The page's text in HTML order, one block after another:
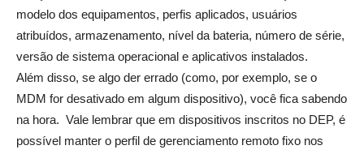
modelo dos equipamentos, perfis aplicados, usuários
atribuídos, armazenamento, nível da bateria, número de série,
versão de sistema operacional e aplicativos instalados.
Além disso, se algo der errado (como, por exemplo, se o
MDM for desativado em algum dispositivo), você fica sabendo
na hora. Vale lembrar que em dispositivos inscritos no DEP, é
possível manter o perfil de gerenciamento remoto fixo nos